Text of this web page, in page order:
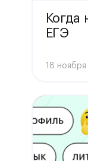
Когда
ЕГЭ
18